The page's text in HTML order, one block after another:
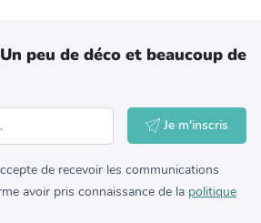
peu de déco et beaucoup de
Je m'inscris
de recevoir les communications
avoir pris connaissance de la politique